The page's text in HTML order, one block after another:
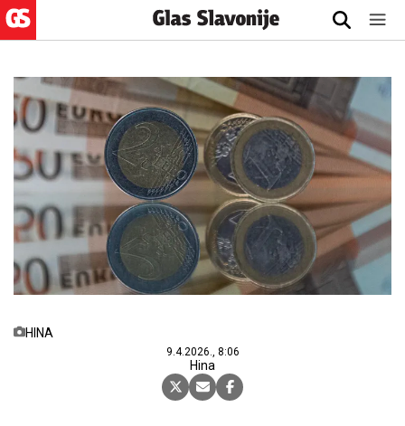
HINA
9.4.2026., 8:06
Hina